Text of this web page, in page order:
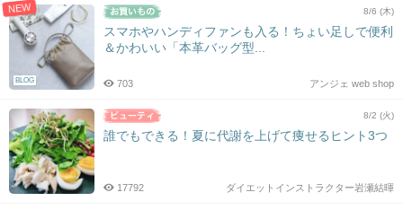
NEW
BLOG
8/6 (木)
スマホやハンディファンも入る！ちょい足しで便利
＆かわいい「本革バッグ型...
アンジェ web shop
703
8/2 (火)
誰でもできる！夏に代謝を上げて痩せるヒント3つ
ダイエットインストラクター岩瀬結暉
17792